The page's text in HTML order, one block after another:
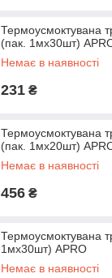
Термоусмоктувана
(пак. 1мx30шт)
Немає в наявності
231 ₴
Термоусмоктувана
(пак. 1мx20шт)
Немає в наявності
456 ₴
Термоусмоктувана
1мx30шт) APRO
Немає в наявності